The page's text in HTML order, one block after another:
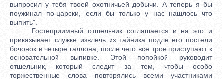
выпросил у тебя твоей охотничьей добычи. А теперь я бы
поужинал по-царски, если бы только у нас нашлось что
выпить".
Гостеприимный отшельник соглашается и на это и
приказывает служке извлечь из тайника подле его постели
бочонок в четыре галлона, после чего все трое приступают к
основательной выпивке. Этой попойкой руководит
отшельник, который следит за тем, чтобы особо
торжественные слова повторялись всеми участниками